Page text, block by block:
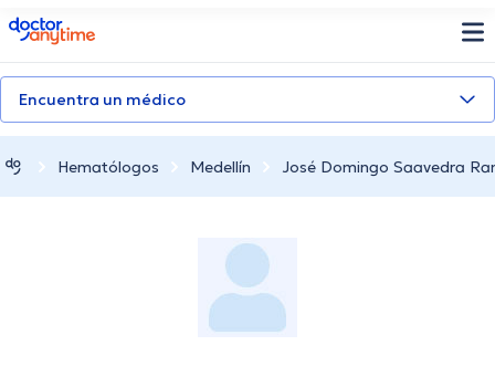
doctoranytime
Encuentra un médico
Hematólogos Medellín José Domingo Saavedra